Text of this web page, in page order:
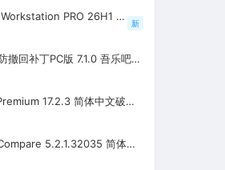
VMware Workstation PRO 26H1 中文精简安装注册版 / 完整版（最好用的虚拟机软件）
新
钉钉消息防撤回补丁PC版 7.1.0 吾乐吧优化版（支持消息防撤回+钉钉多开+支持消息永不已读+去除钉钉水印）
Navicat Premium 17.2.3 简体中文破解版（多重数据库管理工具）
Beyond Compare 5.2.1.32035 简体中文注册版（超强文件/夹比较工具）